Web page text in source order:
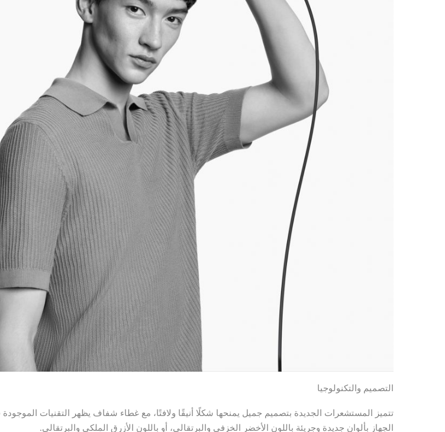
التصميم والتكنولوجيا
تتميز المستشعرات الجديدة بتصميم جميل يمنحها شكلًا أنيقًا ولافتًا، مع غطاء شفاف يظهر التقنيات
الجهاز بألوان جديدة وجريئة باللون الأخضر الخزفي والبرتقالي، أو باللون الأزرق الملكي والبرتقالي.